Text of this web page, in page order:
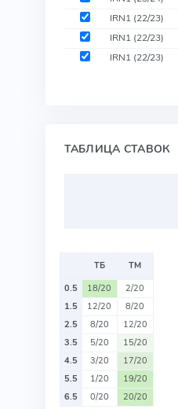
IRN1 (22/23)
IRN1 (22/23)
IRN1 (22/23)
ТАБЛИЦА СТАВОК
ТБ
ТМ
0.5
18/20
2/20
1.5
12/20
8/20
2.5
8/20
12/20
3.5
5/20
15/20
4.5
3/20
17/20
5.5
1/20
19/20
6.5
0/20 20/20